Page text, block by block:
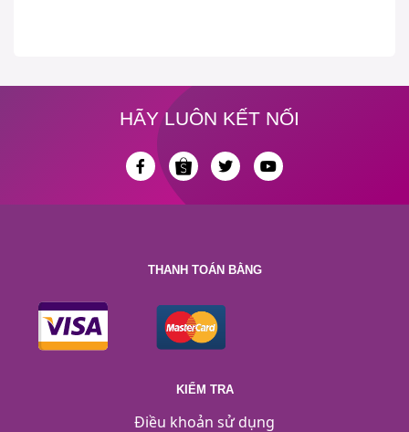
HÃY LUÔN KẾT NỐI
THANH TOÁN BẰNG
KIỂM TRA
Điều khoản sử dụng